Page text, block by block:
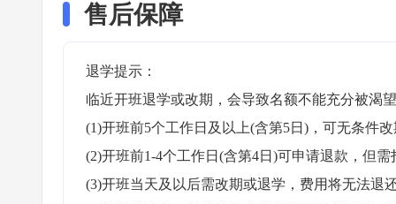
售后保障
退学提示：
临近开班退学或改期，会导致名额不能充分被渴
(1)开班前5个工作日及以上(含第5日)，可无条件
(2)开班前1-4个工作日(含第4日)可申请退款，但
(3)开班当天及以后需改期或退学，费用将无法退